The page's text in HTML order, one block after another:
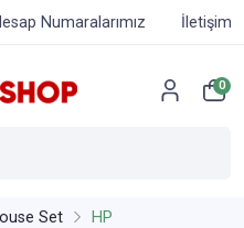
Numaralarımız İletişim
0
Set HP